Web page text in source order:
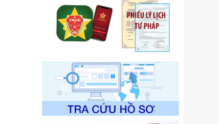
Số kí hiệu:105/2026/TT-BTC
Tên: Thông tư số 105/2026/TT-BTC
của Bộ Tài chính: Bãi bỏ Thông tư số
87/2019/TT- BТC ngày 19 tháng 12
năm 2019 của Bộ trưởng Bộ Tài
chính hướng dẫn thực hiện xử phạt
vi phạm hành chính trong lĩnh vực
kho bạc nhà nước
Ngày ban hành: 21/07/2026
Số kí hiệu:291/2026/NĐ-CP
Tên: Nghị định số 291/2026/NĐ-CP